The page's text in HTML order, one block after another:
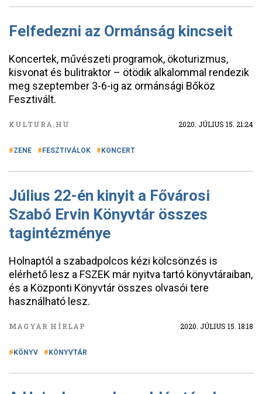
Felfedezni az Ormánság kincseit
Koncertek, művészeti programok, ökoturizmus,
kisvonat és bulitraktor – ötödik alkalommal rendezik
meg szeptember 3-6-ig az ormánsági Bőköz
Fesztivált.
KULTURA.HU 2020. JÚLIUS 15. 21:24
ZENE FESZTIVÁLOK KONCERT
Július 22-én kinyit a Fővárosi
Szabó Ervin Könyvtár összes
tagintézménye
Holnaptól a szabadpolcos kézi kölcsönzés is
elérhető lesz a FSZEK már nyitva tartó könyvtáraiban,
és a Központi Könyvtár összes olvasói tere
használható lesz.
MAGYAR HÍRLAP 2020. JÚLIUS 15. 18:18
KÖNYV KÖNYVTÁR